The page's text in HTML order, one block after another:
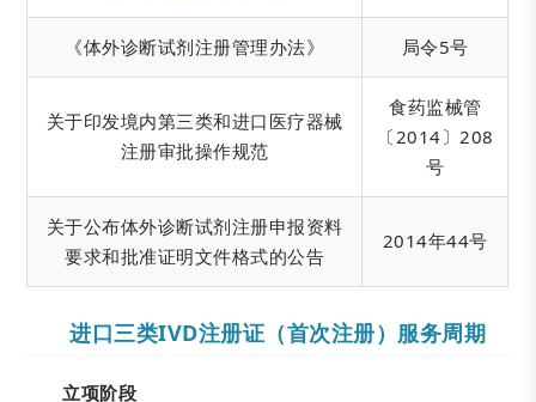
《体外诊断试剂注册管理办法》 局令5号
关于印发境内第三类和进口医疗器械
注册审批操作规范
食药监械管
〔2014〕208
号
关于公布体外诊断试剂注册申报资料
要求和批准证明文件格式的公告
2014年44号
进口三类IVD注册证（首次注册）服务周期
立项阶段